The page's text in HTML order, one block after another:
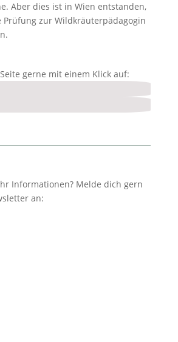
Aber dies ist in Wien entstanden,
Prüfung zur Wildkräuterpädagogin
gerne mit einem Klick auf:
Informationen? Melde dich gern
an: